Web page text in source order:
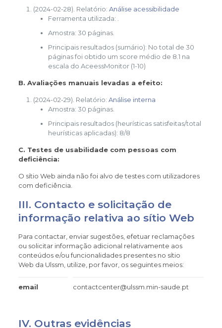
(2024-02-28). Relatório: Análise acessibilidade
Ferramenta utilizada: .
Amostra: 30 páginas.
Principais resultados (sumário): No total de 30
páginas foi obtido um score médio de 8.1 na
escala do AceessMonitor (1-10)
B. Avaliações manuais levadas a efeito:
(2024-02-29). Relatório: Análise interna
Amostra: 30 páginas.
Principais resultados (heurísticas satisfeitas/total
heurísticas aplicadas): 8/8
C. Testes de usabilidade com pessoas com
deficiência:
O sítio Web ainda não foi alvo de testes com utilizadores
com deficiência.
III. Contacto e solicitação de
informação relativa ao sítio Web
Para contactar, enviar sugestões, efetuar reclamações
ou solicitar informação adicional relativamente aos
conteúdos e/ou funcionalidades presentes no sítio
Web da Ulssm, utilize, por favor, os seguintes meios:
email contactcenter@ulssm.min-saude.pt
IV. Outras evidências